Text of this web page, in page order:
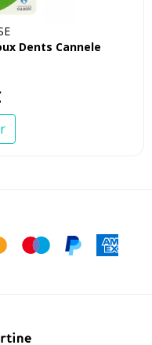
Dents Cannele